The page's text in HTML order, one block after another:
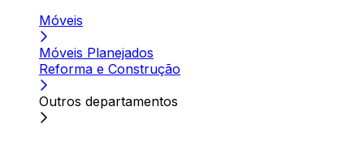
Móveis
Móveis Planejados
Reforma e Construção
Outros departamentos